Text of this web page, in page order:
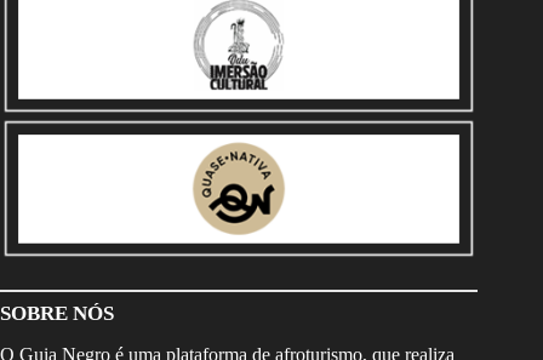
SOBRE NÓS
O Guia Negro é uma plataforma de afroturismo, que realiza